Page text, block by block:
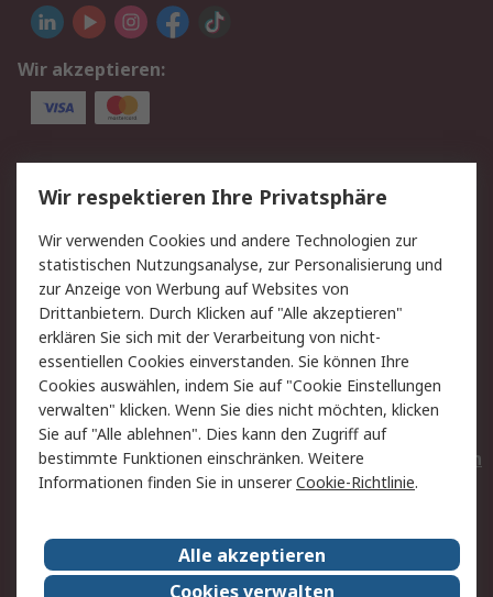
Wir akzeptieren:
Service
Value Added Services
Lieferlösungen
Rücksendungen
Kontakt
Hilfe
Privatkunden
Rechtliches
AGB
Datenschutz
Cookie-Richtlinie
Zahlungsbedingungen
Copyright/Impressum
Entsorgung
Elektrogeräte/Batterien
RS weltweit
Karriere bei RS
Nachhaltigkeit
Wir respektieren Ihre Privatsphäre
Wir verwenden Cookies und andere Technologien zur
statistischen Nutzungsanalyse, zur Personalisierung und
zur Anzeige von Werbung auf Websites von
Drittanbietern. Durch Klicken auf "Alle akzeptieren"
erklären Sie sich mit der Verarbeitung von nicht-
essentiellen Cookies einverstanden. Sie können Ihre
Cookies auswählen, indem Sie auf "Cookie Einstellungen
verwalten" klicken. Wenn Sie dies nicht möchten, klicken
Sie auf "Alle ablehnen". Dies kann den Zugriff auf
bestimmte Funktionen einschränken. Weitere
Informationen finden Sie in unsererCookie-Richtlinie.
Alle akzeptieren
Cookies verwalten